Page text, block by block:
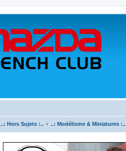
..: Hors Sujets :.. ..: Modélisme & Miniatures :..